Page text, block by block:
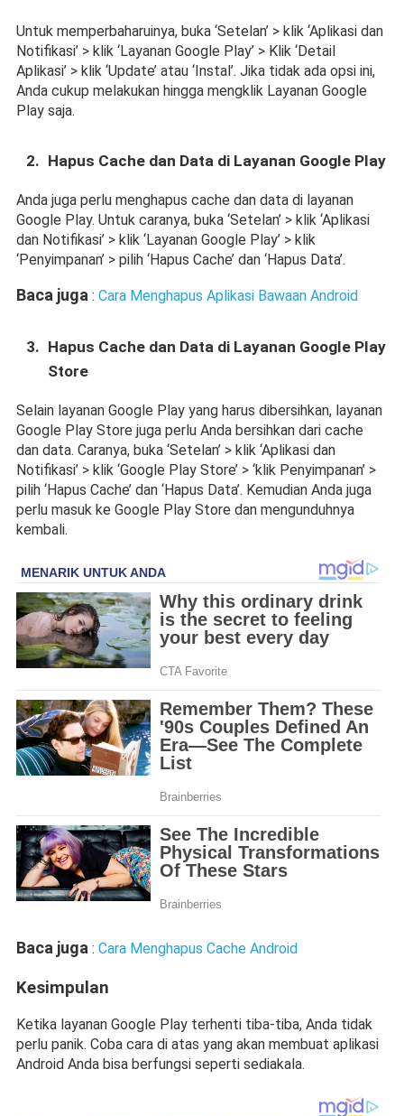
Untuk memperbaharuinya, buka ‘Setelan’ > klik ‘Aplikasi dan
Notifikasi’ > klik ‘Layanan Google Play’ > Klik ‘Detail
Aplikasi’ > klik ‘Update’ atau ‘Instal’. Jika tidak ada opsi ini,
Anda cukup melakukan hingga mengklik Layanan Google
Play saja.
Hapus Cache dan Data di Layanan Google Play
Anda juga perlu menghapus cache dan data di layanan
Google Play. Untuk caranya, buka ‘Setelan’ > klik ‘Aplikasi
dan Notifikasi’ > klik ‘Layanan Google Play’ > klik
‘Penyimpanan’ > pilih ‘Hapus Cache’ dan ‘Hapus Data’.
Baca juga : Cara Menghapus Aplikasi Bawaan Android
Hapus Cache dan Data di Layanan Google Play
Store
Selain layanan Google Play yang harus dibersihkan, layanan
Google Play Store juga perlu Anda bersihkan dari cache
dan data. Caranya, buka ‘Setelan’ > klik ‘Aplikasi dan
Notifikasi’ > klik ‘Google Play Store’ > ‘klik Penyimpanan’ >
pilih ‘Hapus Cache’ dan ‘Hapus Data’. Kemudian Anda juga
perlu masuk ke Google Play Store dan mengunduhnya
kembali.
Baca juga : Cara Menghapus Cache Android
Kesimpulan
Ketika layanan Google Play terhenti tiba-tiba, Anda tidak
perlu panik. Coba cara di atas yang akan membuat aplikasi
Android Anda bisa berfungsi seperti sediakala.